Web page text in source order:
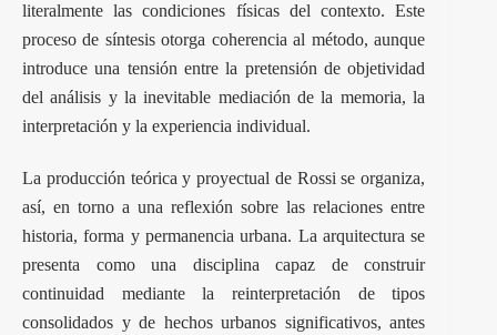
literalmente las condiciones físicas del contexto. Este
proceso de síntesis otorga coherencia al método, aunque
introduce una tensión entre la pretensión de objetividad
del análisis y la inevitable mediación de la memoria, la
interpretación y la experiencia individual.
La producción teórica y proyectual de Rossi se organiza,
así, en torno a una reflexión sobre las relaciones entre
historia, forma y permanencia urbana. La arquitectura se
presenta como una disciplina capaz de construir
continuidad mediante la reinterpretación de tipos
consolidados y de hechos urbanos significativos, antes